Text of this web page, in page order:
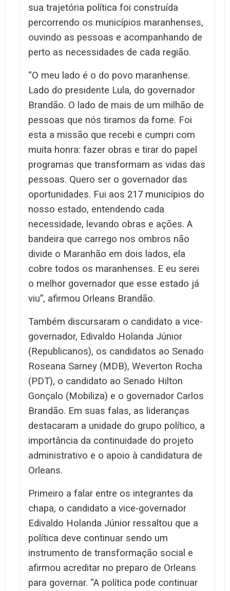
sua trajetória política foi construída
percorrendo os municípios maranhenses,
ouvindo as pessoas e acompanhando de
perto as necessidades de cada região.
“O meu lado é o do povo maranhense.
Lado do presidente Lula, do governador
Brandão. O lado de mais de um milhão de
pessoas que nós tiramos da fome. Foi
esta a missão que recebi e cumpri com
muita honra: fazer obras e tirar do papel
programas que transformam as vidas das
pessoas. Quero ser o governador das
oportunidades. Fui aos 217 municípios do
nosso estado, entendendo cada
necessidade, levando obras e ações. A
bandeira que carrego nos ombros não
divide o Maranhão em dois lados, ela
cobre todos os maranhenses. E eu serei
o melhor governador que esse estado já
viu”, afirmou Orleans Brandão.
Também discursaram o candidato a vice-
governador, Edivaldo Holanda Júnior
(Republicanos), os candidatos ao Senado
Roseana Sarney (MDB), Weverton Rocha
(PDT), o candidato ao Senado Hilton
Gonçalo (Mobiliza) e o governador Carlos
Brandão. Em suas falas, as lideranças
destacaram a unidade do grupo político, a
importância da continuidade do projeto
administrativo e o apoio à candidatura de
Orleans.
Primeiro a falar entre os integrantes da
chapa, o candidato a vice-governador
Edivaldo Holanda Júnior ressaltou que a
política deve continuar sendo um
instrumento de transformação social e
afirmou acreditar no preparo de Orleans
para governar. “A política pode continuar